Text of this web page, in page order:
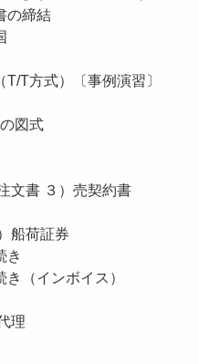
の締結
T方式）〔事例演習〕
図式
３）売契約書
荷証券
インボイス）
理